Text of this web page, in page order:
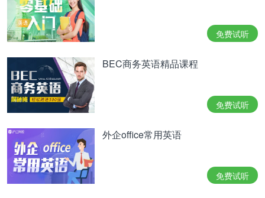
免费试听
BEC商务英语精品课程
免费试听
外企office常用英语
免费试听